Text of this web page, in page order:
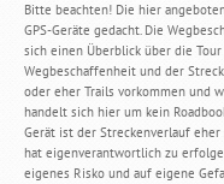
Bitte beachten! Die hier
GPS-Geräte gedacht. Die
sich einen Überblick über die
Wegbeschaffenheit und der
oder eher Trails vorkommen und
handelt sich hier um kein
Gerät ist der Streckenverlauf
hat eigenverantwortlich zu
eigenes Risko und auf eigene